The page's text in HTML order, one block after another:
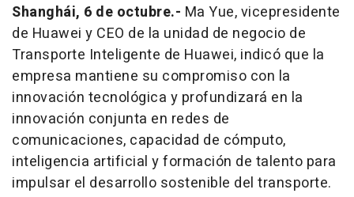
Shanghái, 6 de octubre.- Ma Yue, vicepresidente
de Huawei y CEO de la unidad de negocio de
Transporte Inteligente de Huawei, indicó que la
empresa mantiene su compromiso con la
innovación tecnológica y profundizará en la
innovación conjunta en redes de
comunicaciones, capacidad de cómputo,
inteligencia artificial y formación de talento para
impulsar el desarrollo sostenible del transporte.